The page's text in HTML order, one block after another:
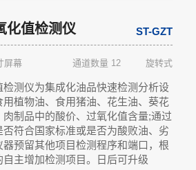
化值检测仪 ST-GZT
屏幕 通道数量 12 旋转式
测仪为集成化油品快速检测分析设
植物油、食用猪油、花生油、葵花
制品中的酸价、过氧化值含量;通过
符合国家标准或是否为酸败油、劣
预留其他项目检测程序和端口，根
主增加检测项目。日后可升级